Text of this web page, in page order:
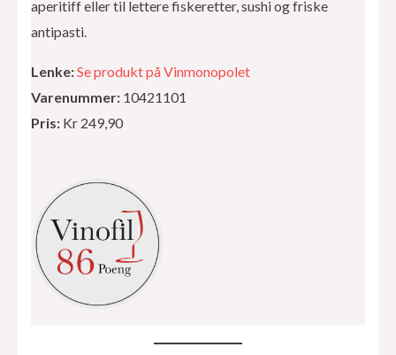
aperitiff eller til lettere fiskeretter, sushi og friske
antipasti.
Lenke:Se produkt på Vinmonopolet
Varenummer: 10421101
Pris: Kr 249,90